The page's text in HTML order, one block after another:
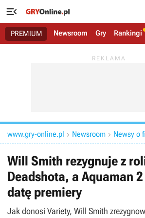

PREMIUM Newsroom Gry Rankingi
www.gry-online.pl  Newsroom  Newsy o
Will Smith rezygnuje z
Deadshota, a Aquaman
datę premiery
Jak donosi Variety, Will Smith